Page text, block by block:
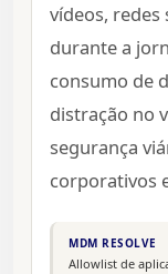
vídeos, redes
durante a
consumo de
distração no
segurança
corporativos
MDM RESOLVE
Allowlist de